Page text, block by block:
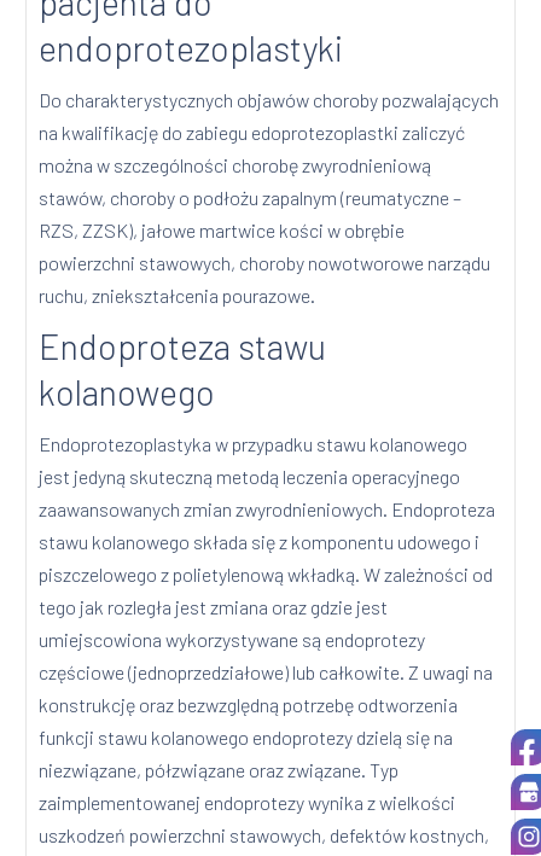
endoprotezoplastyki
Do charakterystycznych objawów choroby pozwalających
na kwalifikację do zabiegu edoprotezoplastki zaliczyć
można w szczególności chorobę zwyrodnieniową
stawów, choroby o podłożu zapalnym (reumatyczne –
RZS, ZZSK), jałowe martwice kości w obrębie
powierzchni stawowych, choroby nowotworowe narządu
ruchu, zniekształcenia pourazowe.
Endoproteza stawu
kolanowego
Endoprotezoplastyka w przypadku stawu kolanowego
jest jedyną skuteczną metodą leczenia operacyjnego
zaawansowanych zmian zwyrodnieniowych. Endoproteza
stawu kolanowego składa się z komponentu udowego i
piszczelowego z polietylenową wkładką. W zależności od
tego jak rozległa jest zmiana oraz gdzie jest
umiejscowiona wykorzystywane są endoprotezy
częściowe (jednoprzedziałowe) lub całkowite. Z uwagi na
konstrukcję oraz bezwzględną potrzebę odtworzenia
funkcji stawu kolanowego endoprotezy dzielą się na
niezwiązane, półzwiązane oraz związane. Typ
zaimplementowanej endoprotezy wynika z wielkości
uszkodzeń powierzchni stawowych, defektów kostnych,